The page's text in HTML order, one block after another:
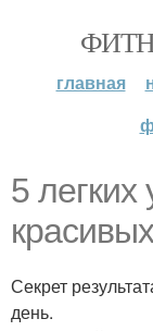
главная
5
Секрет
день.